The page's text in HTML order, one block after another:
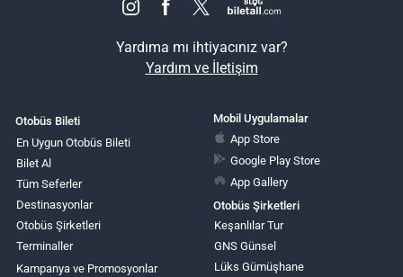
Yardıma mı ihtiyacınız var?
Yardım ve İletişim
Otobüs Bileti
En Uygun Otobüs Bileti
Bilet Al
Tüm Seferler
Destinasyonlar
Otobüs Şirketleri
Terminaller
Kampanya ve Promosyonlar
Mobil Uygulamalar
App Store
Google Play Store
App Gallery
Otobüs Şirketleri
Keşanlılar Tur
GNS Günsel
Lüks Gümüşhane